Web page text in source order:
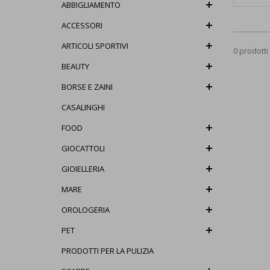
0 prodotti
ABBIGLIAMENTO
ACCESSORI
ARTICOLI SPORTIVI
BEAUTY
BORSE E ZAINI
CASALINGHI
FOOD
GIOCATTOLI
GIOIELLERIA
MARE
OROLOGERIA
PET
PRODOTTI PER LA PULIZIA